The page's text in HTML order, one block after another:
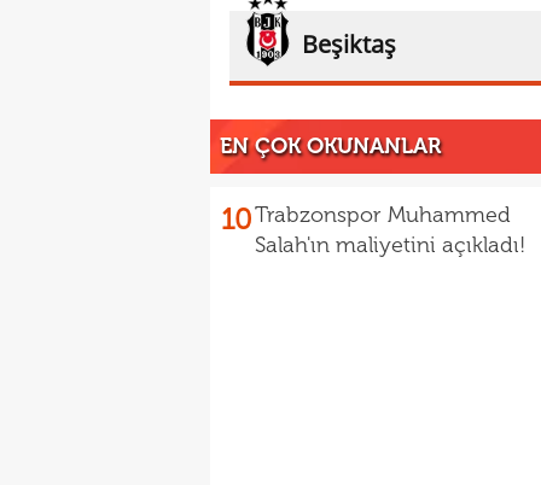
Beşiktaş
EN ÇOK OKUNANLAR
10Trabzonspor Muhammed
Salah'ın maliyetini açıkladı!